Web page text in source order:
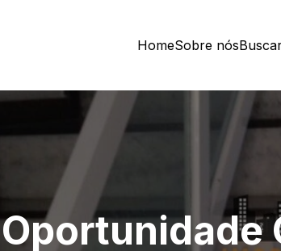
HomeSobre nós
Oportunidade